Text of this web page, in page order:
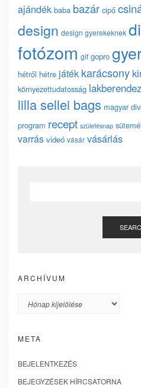
ajándék baba bazár cipő
design design gyerekeknek
fotózom gif gopro
hétről hétre játék karácsony
környezettudatosság
lilla sellei bags magyar
program recept születésnap
varrás videó vásár vásárlás
ARCHÍVUM
Archívum
META
BEJELENTKEZÉS
BEJEGYZÉSEK HÍRCSATORNA